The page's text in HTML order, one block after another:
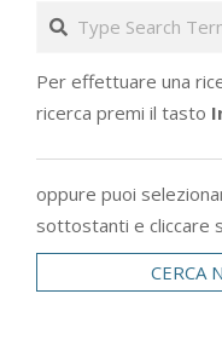
Search
Per effettuare una
ricerca premi il tasto
oppure puoi
sottostanti e cliccare
CERCA